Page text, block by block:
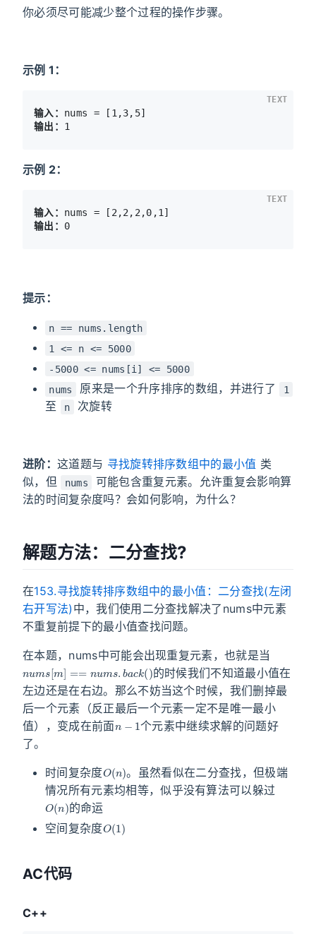
你必须尽可能减少整个过程的操作步骤。
示例 1：
输入：
输出：
TEXT
示例 2：
输入：
输出：
TEXT
提示：
n == nums.length
1 <= n <= 5000
-5000 <= nums[i] <= 5000
nums
原来是一个升序排序的数组，并进行了 1
至 n 次旋转
进阶： 这道题与 寻找旋转排序数组中的最小值 类
似，但
nums
可能包含重复元素。允许重复会影响算
法的时间复杂度吗？会如何影响，为什么？
解题方法：二分查找?
在153.寻找旋转排序数组中的最小值：二分查找(左闭
右开写法) 中，我们使用二分查找解决了nums中元素
不重复前提下的最小值查找问题。
在本题，nums中可能会出现重复元素，也就是当
nums[m ]==nums.back()
的时候我们不知道最小值在
左边还是在右边。那么不妨当这个时候，我们删掉最
后一个元素（反正最后一个元素一定不是唯一最小
值），变成在前面
n−1
个元素中继续求解的问题好
了。
时间复杂度
。虽然看似在二分查找，但极端
情况所有元素均相等，似乎没有算法可以躲过
O(n)
的命运
空间复杂度
O
AC代码
C++